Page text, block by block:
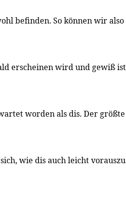
befinden. So können wir
erscheinen wird und gewiß
worden als dis. Der
wie dis auch leicht